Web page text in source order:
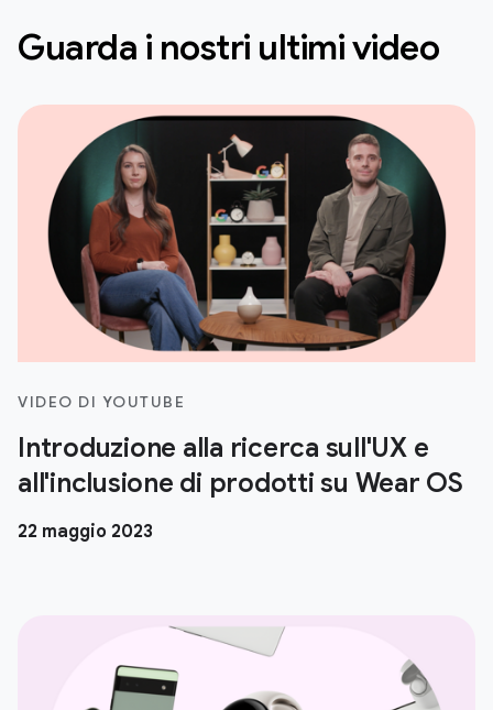
Guarda i nostri ultimi video
VIDEO DI YOUTUBE
Introduzione alla ricerca sull'UX e
all'inclusione di prodotti su Wear OS
22 maggio 2023